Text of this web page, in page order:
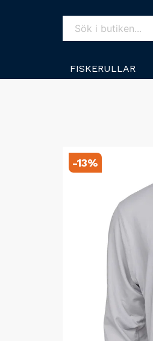
FISKERULLAR
-13%